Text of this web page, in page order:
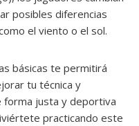
posibles diferencias
el viento o el sol.
básicas te permitirá
tu técnica y
justa y deportiva
practicando este